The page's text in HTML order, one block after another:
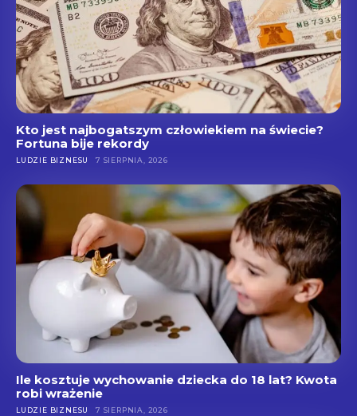
Kto jest najbogatszym człowiekiem na świecie?
Fortuna bije rekordy
LUDZIE BIZNESU 7 SIERPNIA, 2026
Ile kosztuje wychowanie dziecka do 18 lat? Kwota
robi wrażenie
LUDZIE BIZNESU 7 SIERPNIA, 2026